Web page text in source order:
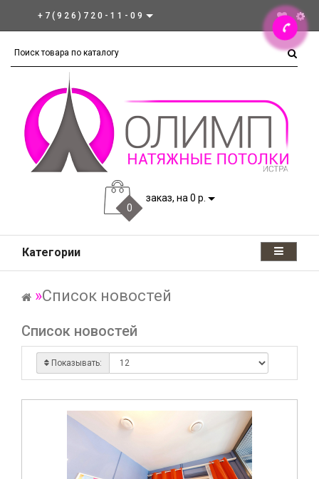
+7(926)720-11-09
0
заказ, на 0 р.
Категории
Список новостей
Список новостей
Показывать: